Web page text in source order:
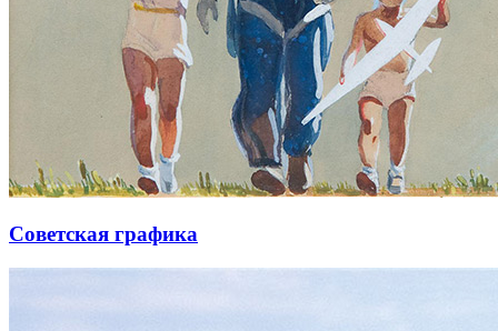
Советская графика